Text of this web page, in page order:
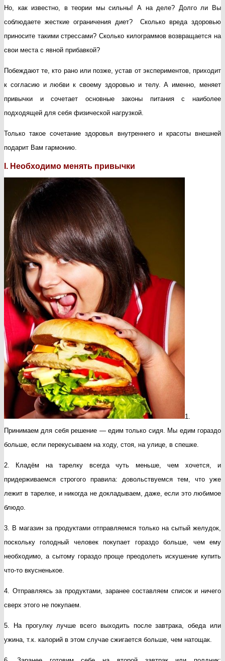
Но, как известно, в теории мы сильны! А на деле? Долго ли Вы
соблюдаете жесткие ограничения диет? Сколько вреда здоровью
приносите такими стрессами? Сколько килограммов возвращается на
свои места с явной прибавкой?
Побеждают те, кто рано или позже, устав от экспериментов, приходит
к согласию и любви к своему здоровью и телу. А именно, меняет
привычки и сочетает основные законы питания с наиболее
подходящей для себя физической нагрузкой.
Только такое сочетание здоровья внутреннего и красоты внешней
подарит Вам гармонию.
I. Необходимо менять привычки
1.
Принимаем для себя решение — едим только сидя. Мы едим гораздо
больше, если перекусываем на ходу, стоя, на улице, в спешке.
2. Кладём на тарелку всегда чуть меньше, чем хочется, и
придерживаемся строгого правила: довольствуемся тем, что уже
лежит в тарелке, и никогда не докладываем, даже, если это любимое
блюдо.
3. В магазин за продуктами отправляемся только на сытый желудок,
поскольку голодный человек покупает гораздо больше, чем ему
необходимо, а сытому гораздо проще преодолеть искушение купить
что-то вкусненькое.
4. Отправляясь за продуктами, заранее составляем список и ничего
сверх этого не покупаем.
5. На прогулку лучше всего выходить после завтрака, обеда или
ужина, т.к. калорий в этом случае сжигается больше, чем натощак.